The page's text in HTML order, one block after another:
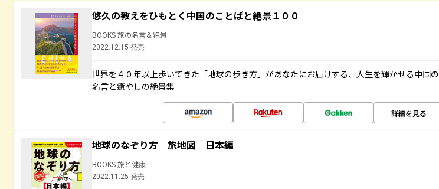
悠久の教えをひもとく中国のことばと絶景１００
BOOKS 旅の名言＆絶景
2022.12.15 発売
世界を４０年以上歩いてきた「地球の歩き方」があなたにお届けする、人生を輝かせる中国の
名言と癒やしの絶景集
詳細を見る
地球のなぞり方 旅地図 日本編
BOOKS 旅と健康
2022.11.25 発売